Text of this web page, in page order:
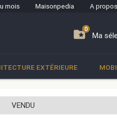
mois Maisonpedia A propos
folder_special Ma
0
0
EXTÉRIEURE
VENDU